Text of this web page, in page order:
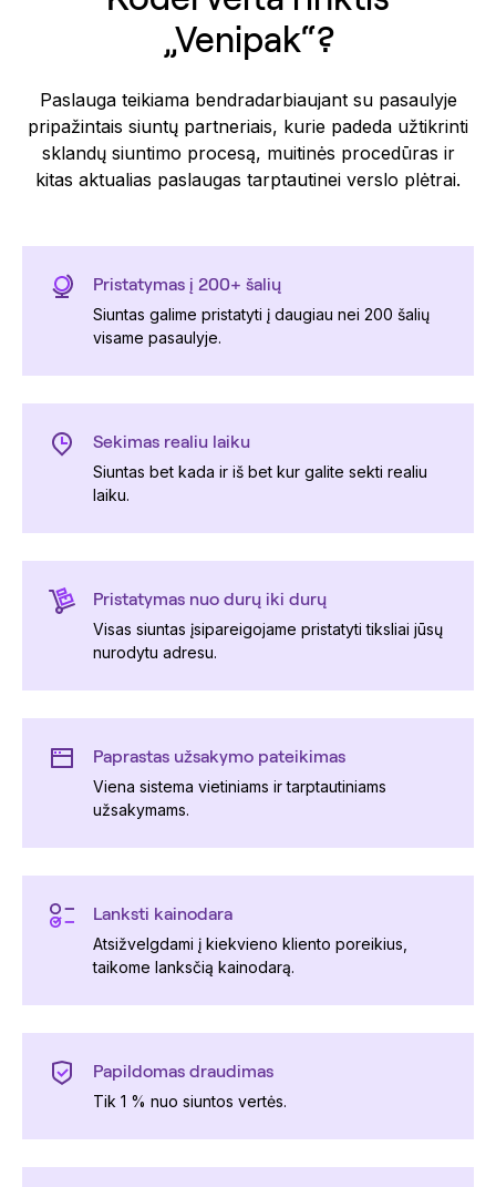
„Venipak“?
Paslauga teikiama bendradarbiaujant su pasaulyje
pripažintais siuntų partneriais, kurie padeda užtikrinti
sklandų siuntimo procesą, muitinės procedūras ir
kitas aktualias paslaugas tarptautinei verslo plėtrai.
Pristatymas į 200+ šalių
Siuntas galime pristatyti į daugiau nei 200 šalių
visame pasaulyje.
Sekimas realiu laiku
Siuntas bet kada ir iš bet kur galite sekti realiu
laiku.
Pristatymas nuo durų iki durų
Visas siuntas įsipareigojame pristatyti tiksliai jūsų
nurodytu adresu.
Paprastas užsakymo pateikimas
Viena sistema vietiniams ir tarptautiniams
užsakymams.
Lanksti kainodara
Atsižvelgdami į kiekvieno kliento poreikius,
taikome lanksčią kainodarą.
Papildomas draudimas
Tik 1 % nuo siuntos vertės.